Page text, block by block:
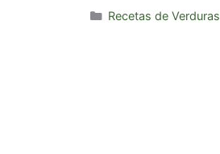
Categorías
Recetas de Verduras